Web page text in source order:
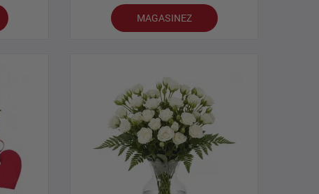
MAGASINEZ